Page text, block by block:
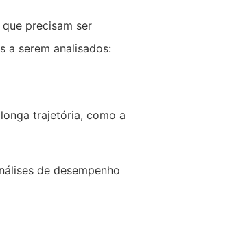
precisam ser
a serem analisados:
trajetória, como a
de desempenho